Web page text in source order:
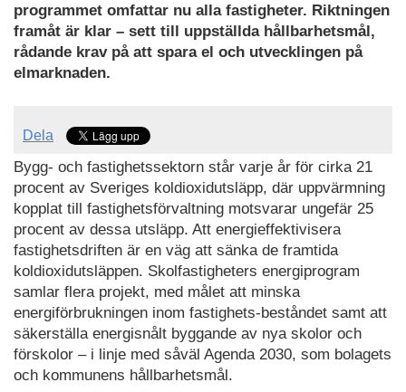
programmet omfattar nu alla fastigheter. Riktningen
framåt är klar – sett till uppställda hållbarhetsmål,
rådande krav på att spara el och utvecklingen på
elmarknaden.
Dela
Bygg- och fastighetssektorn står varje år för cirka 21
procent av Sveriges koldioxidutsläpp, där uppvärmning
kopplat till fastighetsförvaltning motsvarar ungefär 25
procent av dessa utsläpp. Att energieffektivisera
fastighetsdriften är en väg att sänka de framtida
koldioxidutsläppen. Skolfastigheters energiprogram
samlar flera projekt, med målet att minska
energiförbrukningen inom fastighets-beståndet samt att
säkerställa energisnålt byggande av nya skolor och
förskolor – i linje med såväl Agenda 2030, som bolagets
och kommunens hållbarhetsmål.